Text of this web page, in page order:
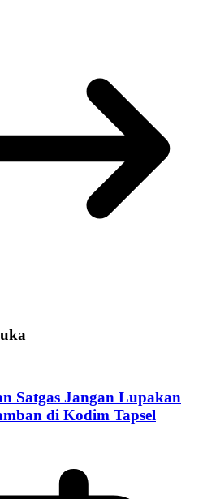
Satgas Jangan Lupakan
di Kodim Tapsel